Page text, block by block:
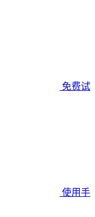
免费试
使用手